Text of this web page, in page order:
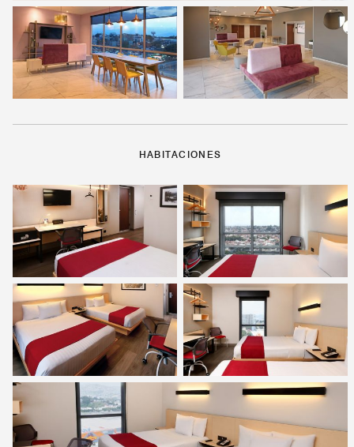
HABITACIONES